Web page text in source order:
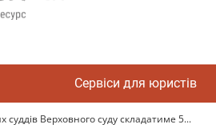
Сервіси для юристів
суддів Верховного суду складатиме 5...